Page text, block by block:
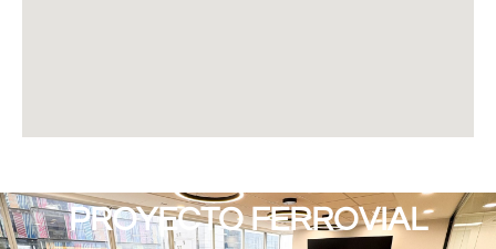
PROYECTO FERROVIAL